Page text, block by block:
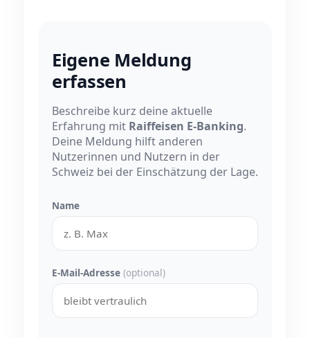
Eigene Meldung
erfassen
Beschreibe kurz deine aktuelle
Erfahrung mit Raiffeisen E-Banking.
Deine Meldung hilft anderen
Nutzerinnen und Nutzern in der
Schweiz bei der Einschätzung der Lage.
Name
E-Mail-Adresse (optional)